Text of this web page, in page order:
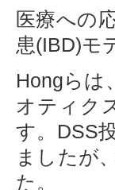
医療への
患(IBD)モ
Hongらは
オティク
す。DSS
ましたが
た。